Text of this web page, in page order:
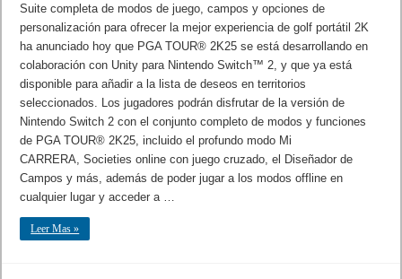
Suite completa de modos de juego, campos y opciones de
personalización para ofrecer la mejor experiencia de golf portátil 2K
ha anunciado hoy que PGA TOUR® 2K25 se está desarrollando en
colaboración con Unity para Nintendo Switch™ 2, y que ya está
disponible para añadir a la lista de deseos en territorios
seleccionados. Los jugadores podrán disfrutar de la versión de
Nintendo Switch 2 con el conjunto completo de modos y funciones
de PGA TOUR® 2K25, incluido el profundo modo Mi
CARRERA, Societies online con juego cruzado, el Diseñador de
Campos y más, además de poder jugar a los modos offline en
cualquier lugar y acceder a …
Leer Mas »